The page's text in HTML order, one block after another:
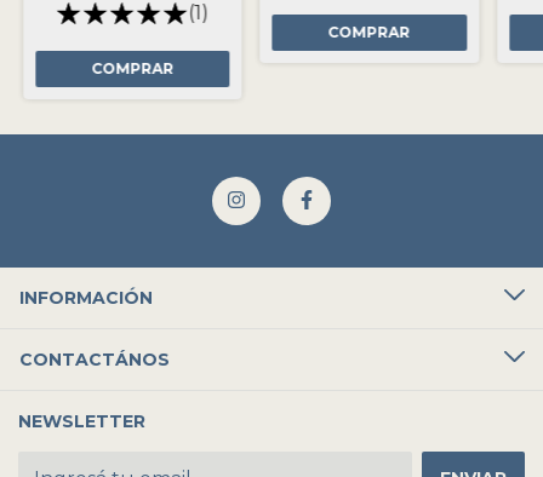
(1)
COMPRAR
COMPRAR
INFORMACIÓN
CONTACTÁNOS
NEWSLETTER